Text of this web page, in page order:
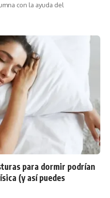
con la ayuda del
para dormir podrían
(y así puedes